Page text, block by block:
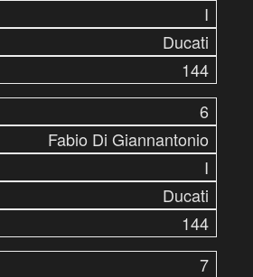
I
Ducati
144
6
Fabio Di Giannantonio
I
Ducati
144
7